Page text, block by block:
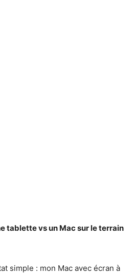
tablette vs un Mac sur le terrain
simple : mon Mac avec écran à